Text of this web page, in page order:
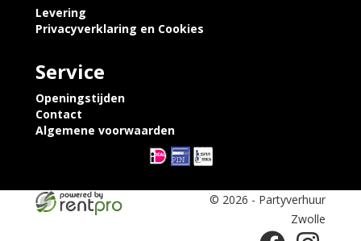
Levering
Privacyverklaring en Cookies
Service
Openingstijden
Contact
Algemene voorwaarden
© 2026 - Partyverhuur
Zwolle
facebookinstagram